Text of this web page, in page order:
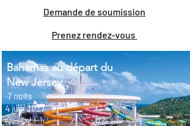
Demande de soumission
Prenez rendez-vous
Bahamas au départ du
New Jersey
7 nuits
4 juin 2027